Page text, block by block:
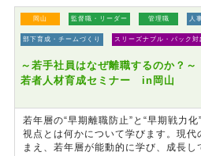
岡山 監督職・リーダー 管理職 人
部下育成・チームづくり スリーズナブル・パック対
～若手社員はなぜ離職するのか？～
若者人材育成セミナー in岡山
若年層の“早期離職防止”と“早期戦力
視点とは何かについて学びます。現
まえ、若年層が能動的に学び、成長し